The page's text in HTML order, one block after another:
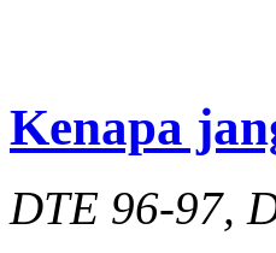
Kenapa
DTE 96-97,